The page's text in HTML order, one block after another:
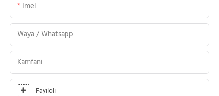
Imel
Waya / Whatsapp
Kamfani
Fayiloli